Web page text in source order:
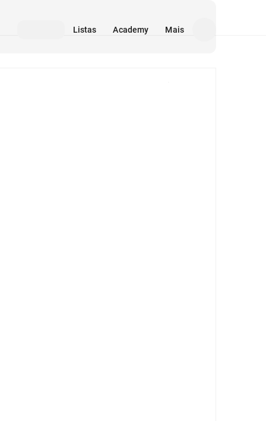
Listas Academy Mais